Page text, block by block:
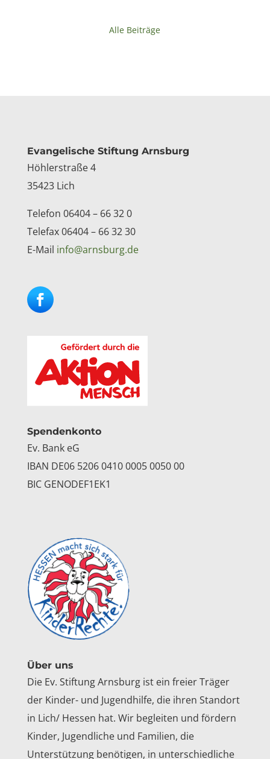
Alle Beiträge
Kontakt
Evangelische Stiftung Arnsburg
Höhlerstraße 4
35423 Lich
Telefon 06404 – 66 32 0
Telefax 06404 – 66 32 30
E-Mail info@arnsburg.de
Spendenkonto
Ev. Bank eG
IBAN DE06 5206 0410 0005 0050 00
BIC GENODEF1EK1
Über uns
Die Ev. Stiftung Arnsburg ist ein freier Träger
der Kinder- und Jugendhilfe, die ihren Standort
in Lich/ Hessen hat. Wir begleiten und fördern
Kinder, Jugendliche und Familien, die
Unterstützung benötigen, in unterschiedliche